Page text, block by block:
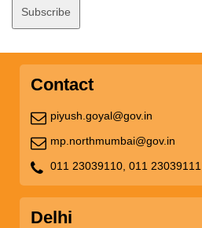
Contact
piyush.goyal@gov.in
mp.northmumbai@gov.in
011 23039110, 011 23039111
Delhi